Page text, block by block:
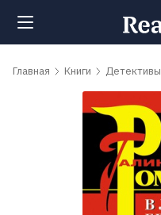
Поиск
Главная Книги Детективы